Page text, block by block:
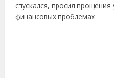
спускался, просил
финансовых проблемах.